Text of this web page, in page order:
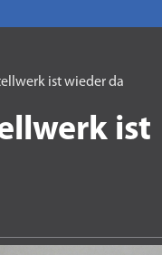
ist wieder da
ist